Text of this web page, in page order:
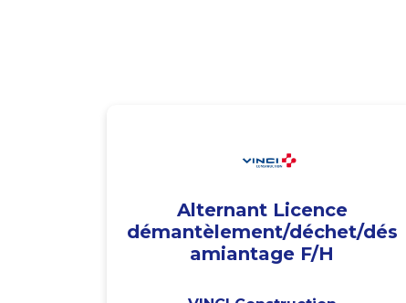
Alternant Licence
démantèlement/déchet/dés
amiantage F/H